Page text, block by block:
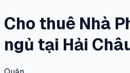
Cho thuê Nhà
ngủ tại Hải